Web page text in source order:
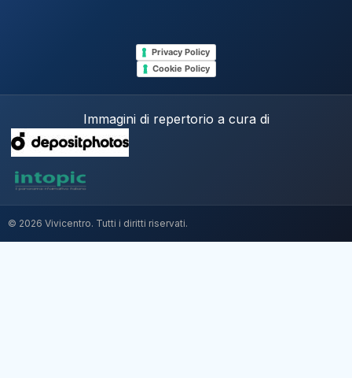
Privacy Policy
Cookie Policy
Immagini di repertorio a cura di
© 2026 Vivicentro. Tutti i diritti riservati.